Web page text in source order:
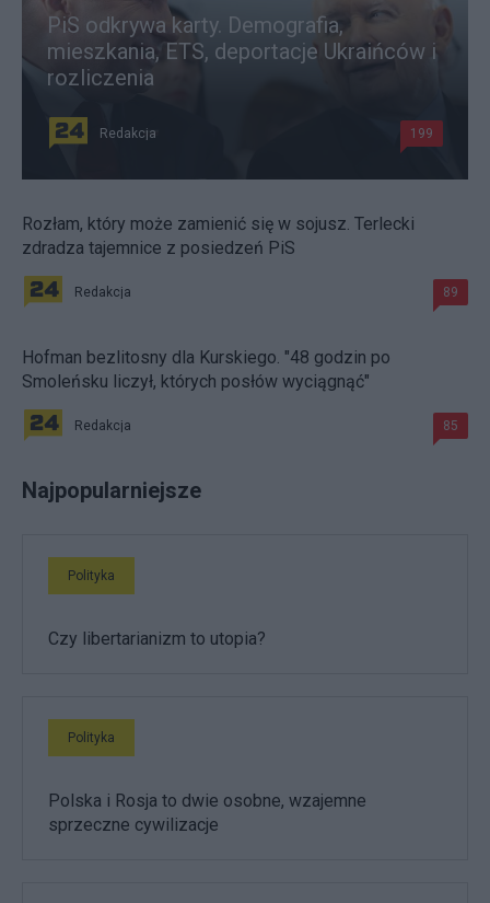
PiS odkrywa karty. Demografia,
mieszkania, ETS, deportacje Ukraińców i
rozliczenia
Redakcja 199
Rozłam, który może zamienić się w sojusz. Terlecki
zdradza tajemnice z posiedzeń PiS
Redakcja 89
Hofman bezlitosny dla Kurskiego. "48 godzin po
Smoleńsku liczył, których posłów wyciągnąć"
Redakcja 85
Najpopularniejsze
Polityka
Czy libertarianizm to utopia?
Polityka
Polska i Rosja to dwie osobne, wzajemne
sprzeczne cywilizacje